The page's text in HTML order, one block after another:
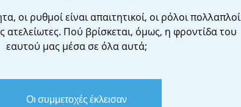
οι ρυθμοί είναι απαιτητικοί, οι ρόλοι πολλαπλοί
ατελείωτες. Πού βρίσκεται, όμως, η φροντίδα του
Οι συμμετοχές έκλεισαν